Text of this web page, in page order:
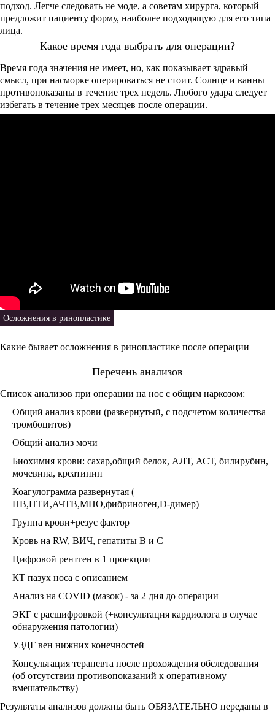
подход. Легче следовать не моде, а советам хирурга, который
предложит пациенту форму, наиболее подходящую для его типа
лица.
Какое время года выбрать для операции?
Время года значения не имеет, но, как показывает здравый
смысл, при насморке оперироваться не стоит. Солнце и ванны
противопоказаны в течение трех недель. Любого удара следует
избегать в течение трех месяцев после операции.
Осложнения в ринопластике
Какие бывает осложнения в ринопластике после операции
Перечень анализов
Список анализов при операции на нос с общим наркозом:
Общий анализ крови (развернутый, с подсчетом количества
тромбоцитов)
Общий анализ мочи
Биохимия крови: сахар,общий белок, АЛТ, АСТ, билирубин,
мочевина, креатинин
Коагулограмма развернутая (
ПВ,ПТИ,АЧТВ,МНО,фибриноген,D-димер)
Группа крови+резус фактор
Кровь на RW, ВИЧ, гепатиты В и С
Цифровой рентген в 1 проекции
КТ пазух носа с описанием
Анализ на COVID (мазок) - за 2 дня до операции
ЭКГ с расшифровкой (+консультация кардиолога в случае
обнаружения патологии)
УЗДГ вен нижних конечностей
Консультация терапевта после прохождения обследования
(об отсутствии противопоказаний к оперативному
вмешательству)
Результаты анализов должны быть ОБЯЗАТЕЛЬНО переданы в